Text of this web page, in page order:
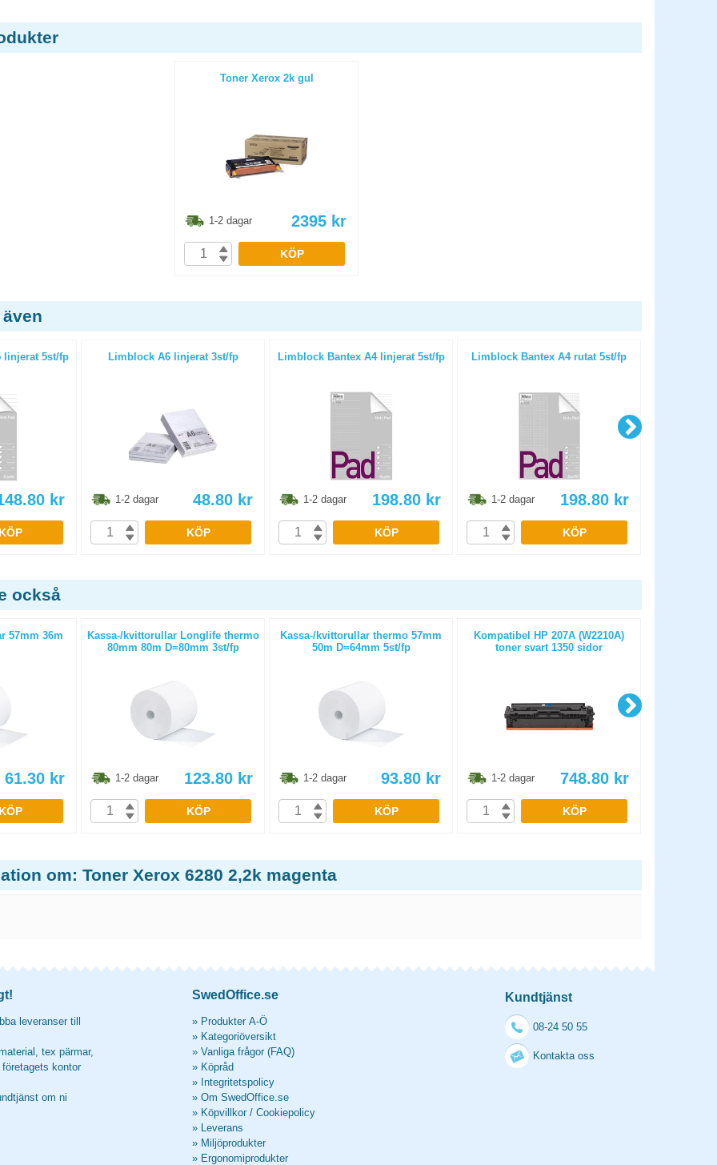
Toner Xerox 2k gul
1-2 dagar 2395 kr
KÖP
linjerat 5st/fp
kr
KÖP
Limblock A6 linjerat 3st/fp
1-2 dagar 48.80 kr
KÖP
Limblock Bantex A4 linjerat 5st/fp
1-2 dagar 198.80 kr
KÖP
Limblock Bantex A4 rutat 5st/fp
1-2 dagar 198.80 kr
KÖP
också
57mm 36m
61.30 kr
KÖP
Kassa-/kvittorullar Longlife thermo
80mm 80m D=80mm 3st/fp
1-2 dagar 123.80 kr
KÖP
Kassa-/kvittorullar thermo 57mm
50m D=64mm 5st/fp
1-2 dagar 93.80 kr
KÖP
Kompatibel HP 207A (W2210A)
toner svart 1350 sidor
1-2 dagar 748.80 kr
KÖP
om: Toner Xerox 6280 2,2k magenta
leveranser till
tex pärmar,
kontor
om ni
SwedOffice.se
» Produkter A-Ö
» Kategoriöversikt
» Vanliga frågor (FAQ)
» Köpråd
» Integritetspolicy
» Om SwedOffice.se
» Köpvillkor / Cookiepolicy
» Leverans
» Miljöprodukter
» Ergonomiprodukter
Kundtjänst
08-24 50 55
Kontakta oss